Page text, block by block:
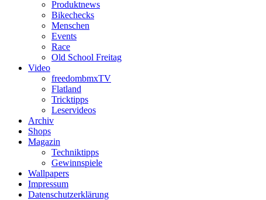
Produktnews
Bikechecks
Menschen
Events
Race
Old School Freitag
Video
freedombmxTV
Flatland
Tricktipps
Leservideos
Archiv
Shops
Magazin
Techniktipps
Gewinnspiele
Wallpapers
Impressum
Datenschutzerklärung